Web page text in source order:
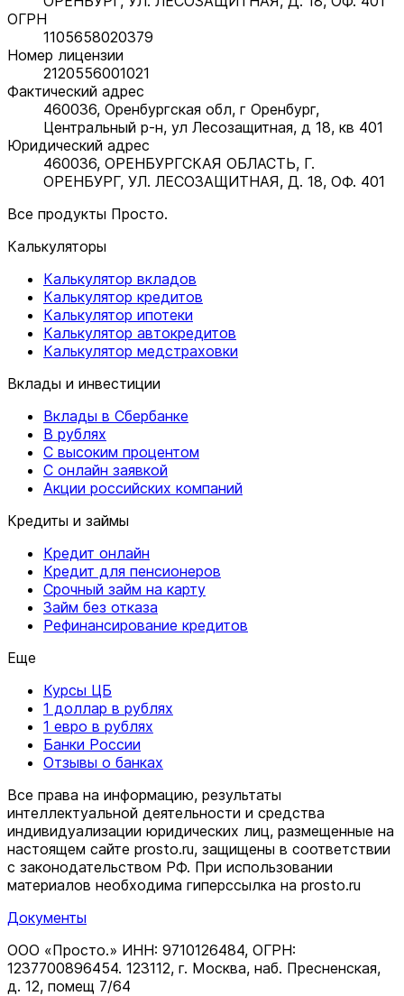
ОГРН
1105658020379
Номер лицензии
2120556001021
Фактический адрес
460036, Оренбургская обл, г Оренбург,
Центральный р-н, ул Лесозащитная, д 18, кв 401
Юридический адрес
460036, ОРЕНБУРГСКАЯ ОБЛАСТЬ, Г.
ОРЕНБУРГ, УЛ. ЛЕСОЗАЩИТНАЯ, Д. 18, ОФ. 401
Все продукты Просто.
Калькуляторы
Калькулятор вкладов
Калькулятор кредитов
Калькулятор ипотеки
Калькулятор автокредитов
Калькулятор медстраховки
Вклады и инвестиции
Вклады в Сбербанке
В рублях
С высоким процентом
С онлайн заявкой
Акции российских компаний
Кредиты и займы
Кредит онлайн
Кредит для пенсионеров
Срочный займ на карту
Займ без отказа
Рефинансирование кредитов
Еще
Курсы ЦБ
1 доллар в рублях
1 евро в рублях
Банки России
Отзывы о банках
Все права на информацию, результаты
интеллектуальной деятельности и средства
индивидуализации юридических лиц, размещенные на
настоящем сайте prosto.ru, защищены в соответствии
c законодательством РФ. При использовании
материалов необходима гиперссылка на prosto.ru
Документы
ООО «Просто.» ИНН: 9710126484, ОГРН:
1237700896454. 123112, г. Москва, наб. Пресненская,
д. 12, помещ 7/64